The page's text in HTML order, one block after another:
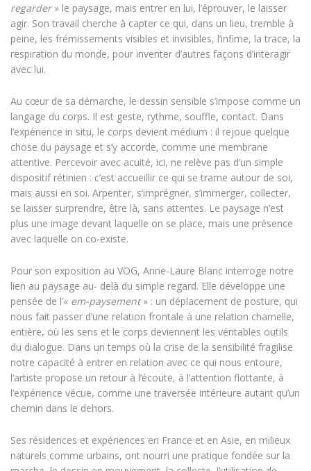
regarder» le paysage, mais entrer en lui, l’éprouver, le laisser
agir. Son travail cherche à capter ce qui, dans un lieu, tremble à
peine, les frémissements visibles et invisibles, l’infime, la trace, la
respiration du monde, pour inventer d’autres façons d’interagir
avec lui.
Au cœur de sa démarche, le dessin sensible s’impose comme un
langage du corps. Il est geste, rythme, souffle, contact. Dans
l’expérience in situ, le corps devient médium : il rejoue quelque
chose du paysage et s’y accorde, comme une membrane
attentive. Percevoir avec acuité, ici, ne relève pas d’un simple
dispositif rétinien : c’est accueillir ce qui se trame autour de soi,
mais aussi en soi. Arpenter, s’imprégner, s’immerger, collecter,
se laisser surprendre, être là, sans attentes. Le paysage n’est
plus une image devant laquelle on se place, mais une présence
avec laquelle on co-existe.
Pour son exposition au VOG, Anne-Laure Blanc interroge notre
lien au paysage au- delà du simple regard. Elle développe une
pensée de l’« em-paysement» : un déplacement de posture, qui
nous fait passer d’une relation frontale à une relation charnelle,
entière, où les sens et le corps deviennent les véritables outils
du dialogue. Dans un temps où la crise de la sensibilité fragilise
notre capacité à entrer en relation avec ce qui nous entoure,
l’artiste propose un retour à l’écoute, à l’attention flottante, à
l’expérience vécue, comme une traversée intérieure autant qu’un
chemin dans le dehors.
Ses résidences et expériences en France et en Asie, en milieux
naturels comme urbains, ont nourri une pratique fondée sur la